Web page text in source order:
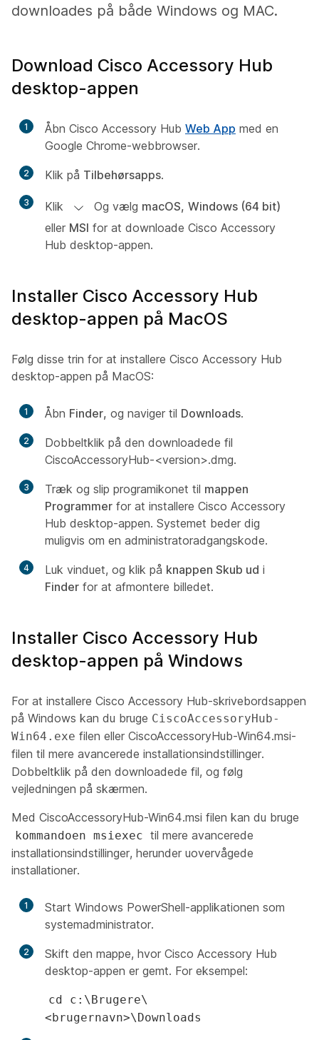
downloades på både Windows og MAC.
Download Cisco Accessory Hub
desktop-appen
1 Åbn Cisco Accessory Hub Web App med en
Google Chrome-webbrowser.
2 Klik på Tilbehørsapps.
3 Klik Og vælg macOS, Windows (64 bit)
eller MSI for at downloade Cisco Accessory
Hub desktop-appen.
Installer Cisco Accessory Hub
desktop-appen på MacOS
Følg disse trin for at installere Cisco Accessory Hub
desktop-appen på MacOS:
1 Åbn Finder, og naviger til Downloads.
2
Dobbeltklik på den downloadede fil
CiscoAccessoryHub-<version>.dmg.
3 Træk og slip programikonet til mappen
Programmer for at installere Cisco Accessory
Hub desktop-appen. Systemet beder dig
muligvis om en administratoradgangskode.
4 Luk vinduet, og klik på knappen Skub ud i
Finder for at afmontere billedet.
Installer Cisco Accessory Hub
desktop-appen på Windows
For at installere Cisco Accessory Hub-skrivebordsappen
på Windows kan du bruge CiscoAccessoryHub-
Win64.exe filen eller CiscoAccessoryHub-Win64.msi-
filen til mere avancerede installationsindstillinger.
Dobbeltklik på den downloadede fil, og følg
vejledningen på skærmen.
Med CiscoAccessoryHub-Win64.msi filen kan du bruge
kommandoen msiexec til mere avancerede
installationsindstillinger, herunder uovervågede
installationer.
1
Start Windows PowerShell-applikationen som
systemadministrator.
2
Skift den mappe, hvor Cisco Accessory Hub
desktop-appen er gemt. For eksempel:
cd c:\Brugere\
<brugernavn>\Downloads